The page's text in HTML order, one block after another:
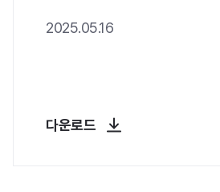
2025.05.16
다운로드